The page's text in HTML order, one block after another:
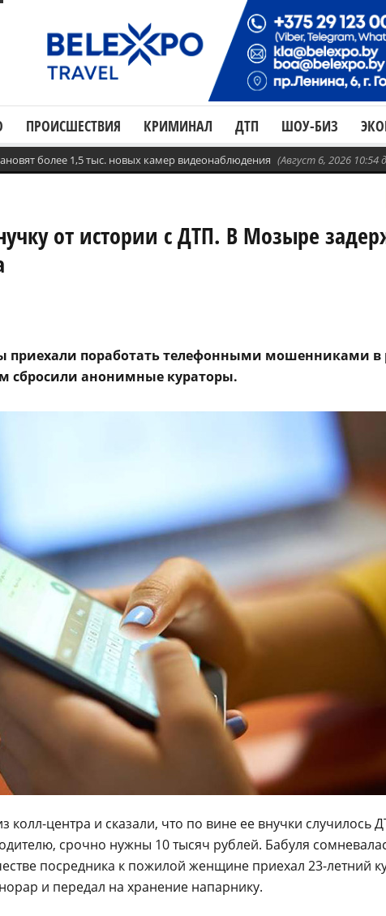
ПРОИСШЕСТВИЯ КРИМИНАЛ ДТП ШОУ-БИЗ
более 1,5 тыс. новых камер видеонаблюдения (Август 6, 2026 10:54
от истории с ДТП. В Мозыре
приехали поработать телефонными мошенниками в
сбросили анонимные кураторы.
центра и сказали, что по вине ее внучки случилось
срочно нужны 10 тысяч рублей. Бабуля
посредника к пожилой женщине приехал 23-летний
и передал на хранение напарнику.